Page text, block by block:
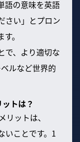
語の意味を英語
さい」とプロン
。
で、より適切な
ルなど世界的
トは？
ットは、
いことです。1